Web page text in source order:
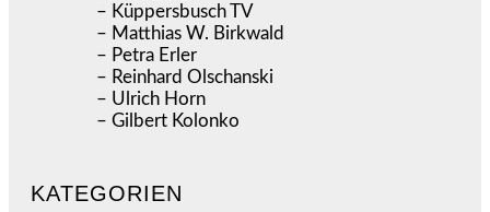
– Küppersbusch TV
– Matthias W. Birkwald
– Petra Erler
– Reinhard Olschanski
– Ulrich Horn
– Gilbert Kolonko
KATEGORIEN